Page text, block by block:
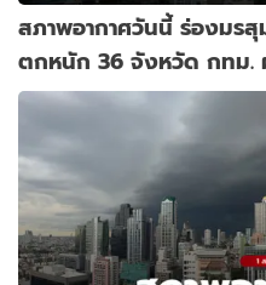
สภาพอากาศวันนี้ ร่องมร
ตกหนัก 36 จังหวัด กทม.